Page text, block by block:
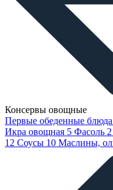
Консервы овощные
Первые обеденные блюда
Икра овощная 5 Фасоль 2
12 Соусы 10 Маслины,